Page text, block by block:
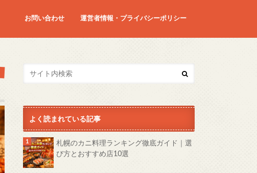
お問い合わせ 運営者情報・プライバシーポリシー
よく読まれている記事
札幌のカニ料理ランキング徹底ガイド｜選
び方とおすすめ店10選